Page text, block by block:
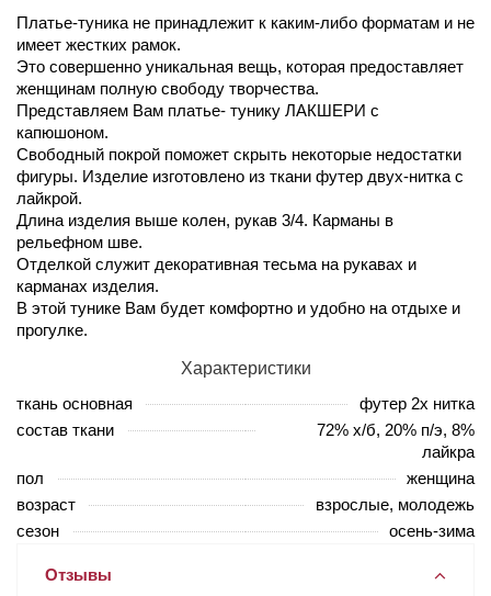
Платье-туника не принадлежит к каким-либо форматам и не
имеет жестких рамок.
Это совершенно уникальная вещь, которая предоставляет
женщинам полную свободу творчества.
Представляем Вам платье- тунику ЛАКШЕРИ с
капюшоном.
Свободный покрой поможет скрыть некоторые недостатки
фигуры. Изделие изготовлено из ткани футер двух-нитка с
лайкрой.
Длина изделия выше колен, рукав 3/4. Карманы в
рельефном шве.
Отделкой служит декоративная тесьма на рукавах и
карманах изделия.
В этой тунике Вам будет комфортно и удобно на отдыхе и
прогулке.
Характеристики
ткань основная
футер 2х нитка
состав ткани
72% х/б, 20% п/э, 8%
лайкра
пол
женщина
возраст
взрослые, молодежь
сезон
осень-зима
Отзывы